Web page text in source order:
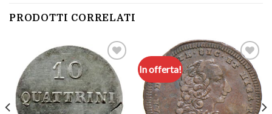
PRODOTTI CORRELATI
Aggiungi
a lista
dei
In offerta!
Aggiungi
a lista
dei